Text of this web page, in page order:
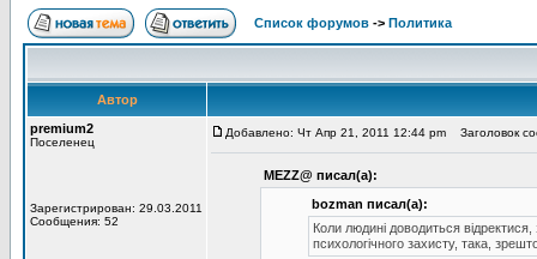
Список форумов -> Политика
Автор
premium2
Поселенец
Зарегистрирован: 29.03.2011
Сообщения: 52
Добавлено: Чт Апр 21, 2011 12:44 pm Заголовок
MEZZ@ писал(а):
bozman писал(а):
Коли людині доводиться
психологічного захисту, така,